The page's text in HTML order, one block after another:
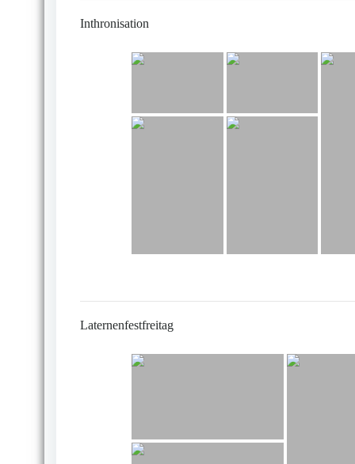
Inthronisation
Laternenfestfreitag